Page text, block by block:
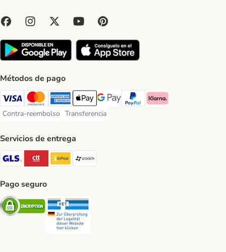
Métodos de pago
Visa Payment Method
Mastercard Payment Method
American Express Payment Method
Apple Pay Payment Method
Google Pay Payment Method
PayPal Payment Method
Klarna Payment Method
Contra-reembolso
Contra-reembolso Payment Method
Transferencia
Transferencia Payment Method
Servicios de entrega
GLS Shipping Method
CTTExpress Shipping Method
InPost Shipping Method
Pago seguro
Security